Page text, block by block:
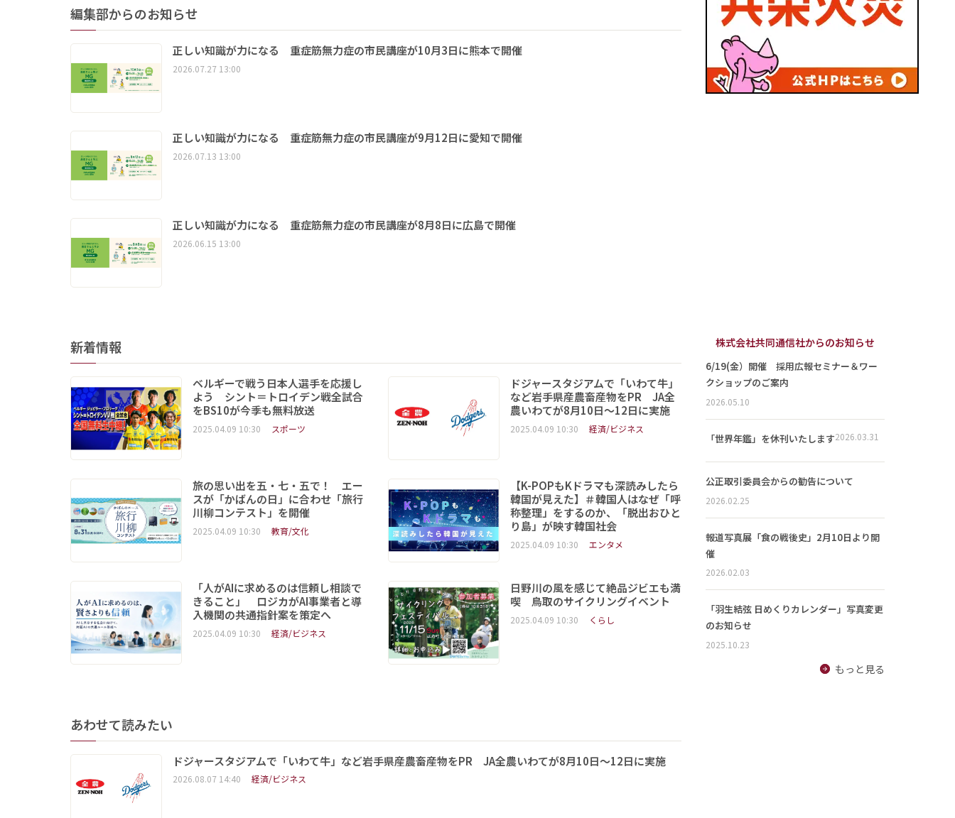
編集部からのお知らせ
正しい知識が力になる 重症筋無力症の市民講座が10月3日に熊本で開催
2026.07.27 13:00
正しい知識が力になる 重症筋無力症の市民講座が9月12日に愛知で開催
2026.07.13 13:00
正しい知識が力になる 重症筋無力症の市民講座が8月8日に広島で開催
2026.06.15 13:00
新着情報
ベルギーで戦う日本人選手を応援し
よう シント＝トロイデン戦全試合
をBS10が今季も無料放送
2025.04.09 10:30 スポーツ
ドジャースタジアムで「いわて牛」
など岩手県産農畜産物をPR JA全
農いわてが8月10日～12日に実施
2025.04.09 10:30 経済/ビジネス
旅の思い出を五・七・五で！ エー
スが「かばんの日」に合わせ「旅行
川柳コンテスト」を開催
2025.04.09 10:30 教育/文化
【K-POPもKドラマも深読みしたら
韓国が見えた】＃韓国人はなぜ「呼
称整理」をするのか、「脱出おひと
り島」が映す韓国社会
2025.04.09 10:30 エンタメ
「人がAIに求めるのは信頼し相談で
きること」 ロジカがAI事業者と導
入機関の共通指針案を策定へ
2025.04.09 10:30 経済/ビジネス
日野川の風を感じて絶品ジビエも満
喫 鳥取のサイクリングイベント
2025.04.09 10:30 くらし
あわせて読みたい
ドジャースタジアムで「いわて牛」など岩手県産農畜産物をPR JA全農いわてが8月10日～12日に実施
2026.08.07 14:40 経済/ビジネス
株式会社共同通信社からのお知らせ
6/19(金）開催 採用広報セミナー＆ワー
クショップのご案内
2026.05.10
「世界年鑑」を休刊いたします2026.03.31
公正取引委員会からの勧告について
2026.02.25
報道写真展「食の戦後史」2月10日より開
催
2026.02.03
「羽生結弦 日めくりカレンダー」写真変更
のお知らせ
2025.10.23
もっと見る